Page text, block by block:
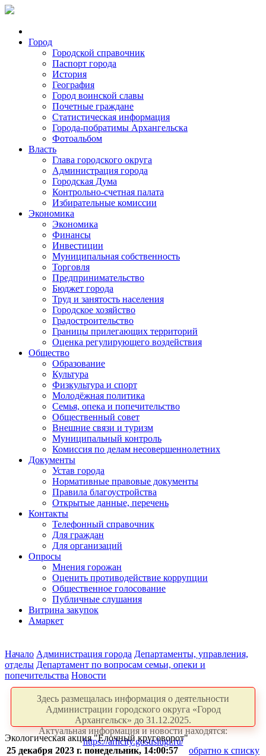
Город
Городской справочник
Паспорт города
История
География
Город воинской славы
Почетные граждане
Статистическая информация
Города-побратимы Архангельска
Фотоальбом
Власть
Глава городского округа
Администрация города
Городская Дума
Контрольно-счетная палата
Избирательные комиссии
Экономика
Экономика
Финансы
Инвестиции
Муниципальная собственность
Торговля
Предпринимательство
Бюджет города
Труд и занятость населения
Городское хозяйство
Градостроительство
Границы прилегающих территорий
Оценка регулирующего воздействия
Общество
Образование
Культура
Физкультура и спорт
Молодёжная политика
Семья, опека и попечительство
Общественный совет
Внешние связи и туризм
Муниципальный контроль
Комиссия по делам несовершеннолетних
Документы
Устав города
Нормативные правовые документы
Правила благоустройства
Открытые данные, перечень
Контакты
Телефонный справочник
Для граждан
Для организаций
Опросы
Мнения горожан
Оценить противодействие коррупции
Общественное голосование
Публичные слушания
Витрина закупок
Амаркет
Начало Администрация города Департаменты, управления,
отделы Департамент по вопросам семьи, опеки и
попечительства Новости
Здесь размещалась информация о деятельности
Администрации городского округа «Город
Архангельск» до 31.12.2025.
Актуальная информация и новости находятся:
https://arhcity.gosuslugi.ru/
Экологическая акция "Елочный круговорот"
25 декабря 2023 г. понедельник, 14:00:57
обратно к списку